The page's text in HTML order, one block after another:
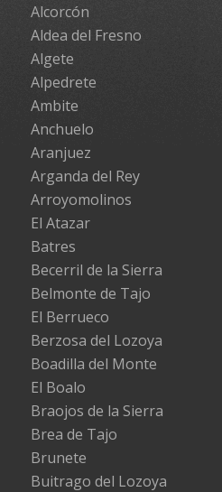
Alcorcón
Aldea del Fresno
Algete
Alpedrete
Ambite
Anchuelo
Aranjuez
Arganda del Rey
Arroyomolinos
El Atazar
Batres
Becerril de la Sierra
Belmonte de Tajo
El Berrueco
Berzosa del Lozoya
Boadilla del Monte
El Boalo
Braojos de la Sierra
Brea de Tajo
Brunete
Buitrago del Lozoya